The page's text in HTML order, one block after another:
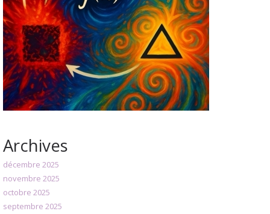
Archives
décembre 2025
novembre 2025
octobre 2025
septembre 2025